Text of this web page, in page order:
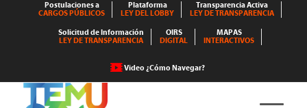
Postulaciones a
CARGOS PÚBLICOS
Plataforma
LEY DEL LOBBY
Transparencia Activa
LEY DE TRANSPARENCIA
Solicitud de Información
LEY DE TRANSPARENCIA
OIRS
DIGITAL
MAPAS
INTERACTIVOS
Video ¿Cómo Navegar?